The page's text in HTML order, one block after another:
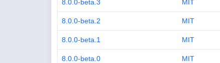
8.0.0-beta.3 MIT
8.0.0-beta.2 MIT
8.0.0-beta.1 MIT
8.0.0-beta.0 MIT